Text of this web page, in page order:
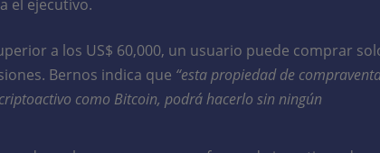
el ejecutivo.
a los US$ 60,000, un usuario puede comprar
Bernos indica que “esta propiedad de
como Bitcoin, podrá hacerlo sin ningún